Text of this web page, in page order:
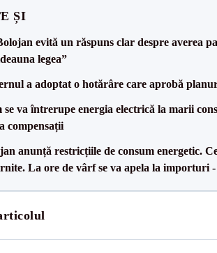
ȘI
evită un răspuns clar despre averea
legea”
a adoptat o hotărâre care aprobă
se va întrerupe energia electrică la marii
compensații
anunță restricțiile de consum energetic.
La ore de vârf se va apela la